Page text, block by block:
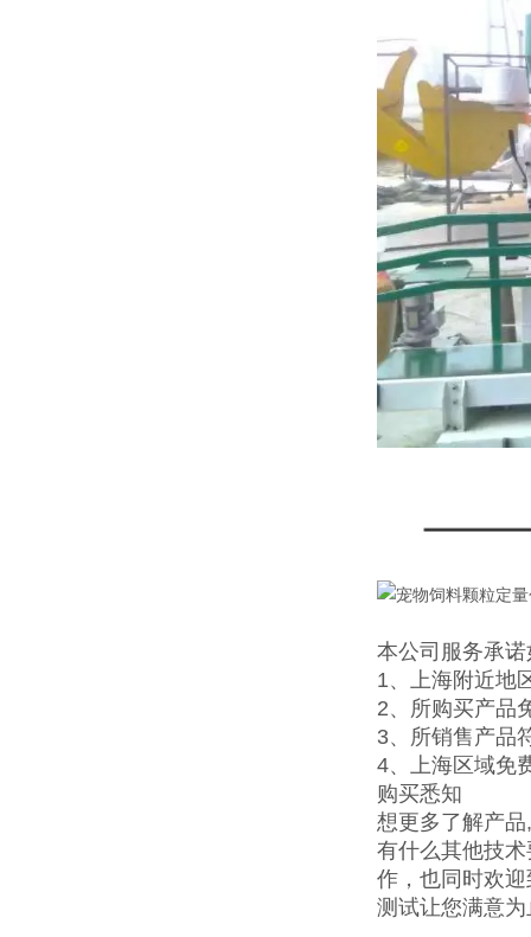
本公司服务承
1、上海附近地
2、所购买产品
3、所销售产品
4、上海区域免
购买悉知
想更多了解产
有什么其他技
作，也同时欢
测试让您满意为